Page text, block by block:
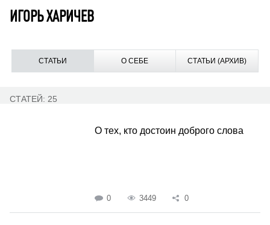
ИГОРЬ ХАРИЧЕВ
СТАТЬИ О СЕБЕ СТАТЬИ (АРХИВ)
СТАТЕЙ: 25
О тех, кто достоин доброго слова
0 3449 0